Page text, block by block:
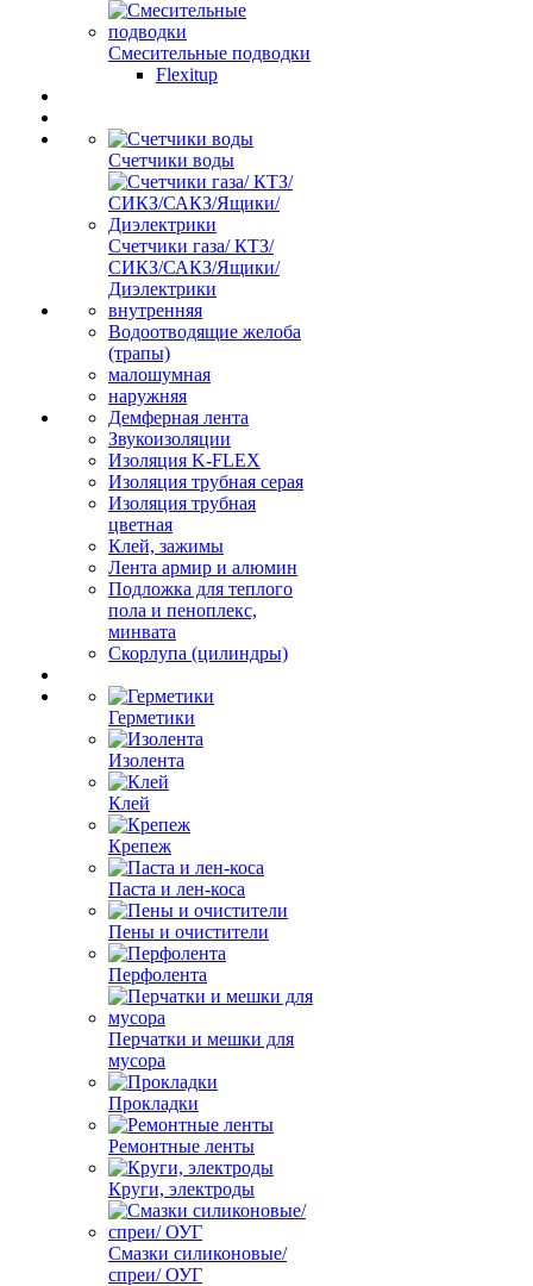
Смесительные подводки
Flexitup
Счетчики воды
Счетчики газа/ КТЗ/
СИКЗ/САКЗ/Ящики/
Диэлектрики
внутренняя
Водоотводящие желоба
(трапы)
малошумная
наружняя
Демферная лента
Звукоизоляции
Изоляция K-FLEX
Изоляция трубная серая
Изоляция трубная
цветная
Клей, зажимы
Лента армир и алюмин
Подложка для теплого
пола и пеноплекс,
минвата
Скорлупа (цилиндры)
Герметики
Изолента
Клей
Крепеж
Паста и лен-коса
Пены и очистители
Перфолента
Перчатки и мешки для
мусора
Прокладки
Ремонтные ленты
Круги, электроды
Смазки силиконовые/
спреи/ ОУГ